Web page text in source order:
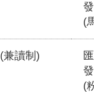
(
兼讀制)
(